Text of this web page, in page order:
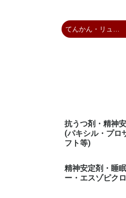
抗うつ剤・精神
(パキシル・プロ
フト等)
精神安定剤・睡
ー・エスゾピク